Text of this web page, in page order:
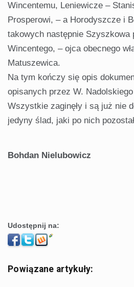
Wincentemu, Leniewicze –
Prosperowi, – a Horodyszcze i
takowych następnie Szyszkowa
Wincentego, – ojca obecnego
Matuszewica.
Na tym kończy się opis
opisanych przez W.
Wszystkie zaginęły i są już nie
jedyny ślad, jaki po nich
Bohdan Nielubowicz
Udostępnij na:
Powiązane artykuły: